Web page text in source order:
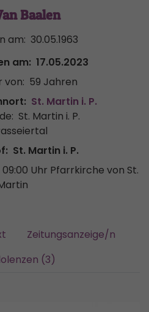
Baalen
am: 30.05.1963
am: 17.05.2023
von: 59 Jahren
St. Martin i. P.
St. Martin i. P.
St. Martin i. P.
Uhr Pfarrkirche von St.
Zeitungsanzeige/n
(3)